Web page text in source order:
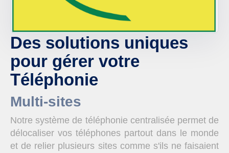
Des solutions uniques
pour gérer votre
Téléphonie
Multi-sites
Notre système de téléphonie centralisée permet de
délocaliser vos téléphones partout dans le monde
et de relier plusieurs sites comme s'ils ne faisaient